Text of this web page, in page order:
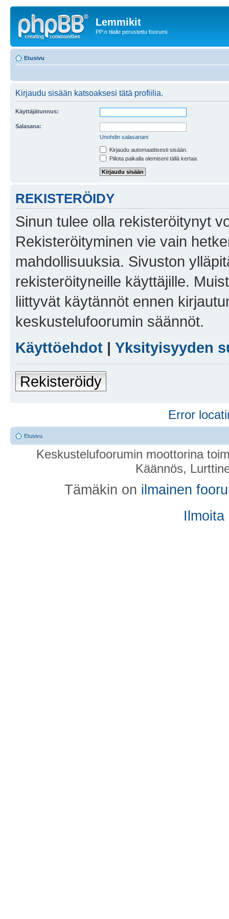
Lemmikit
PP:n tilalle perustettu foorumi
Etusivu
Kirjaudu sisään katsoaksesi tätä profiilia.
Käyttäjätunnus:
Salasana:
Unohdin salasanani
Kirjaudu automaattisesti sisään.
Piilota paikalla olemiseni tällä kertaa
REKISTERÖIDY
Sinun tulee olla rekisteröitynyt
Rekisteröityminen vie vain
mahdollisuuksia. Sivuston
rekisteröityneille käyttäjille.
liittyvät käytännöt ennen
keskustelufoorumin säännöt.
Käyttöehdot | Yksityisyyden
Rekisteröidy
Error
Etusivu
Keskustelufoorumin moottorina
Käännös,
Tämäkin on ilmainen